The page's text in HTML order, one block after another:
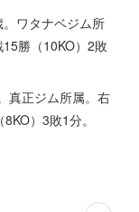
ワタナベジム所
勝（10KO）2敗
真正ジム所属。右
）3敗1分。